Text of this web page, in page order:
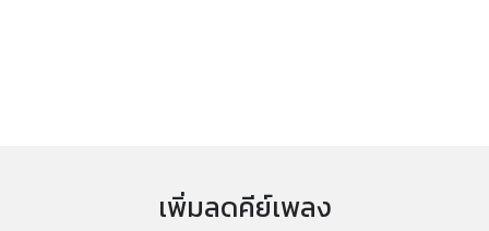
เพิ่มลดคีย์เพลง